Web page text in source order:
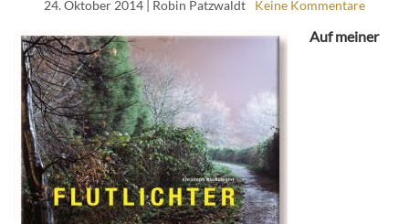
24. Oktober 2014 | Robin Patzwaldt Keine Kommentare
Auf meiner